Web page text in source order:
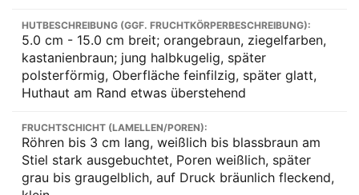
HUTBESCHREIBUNG (GGF. FRUCHTKÖRPERBESCHREIBUNG):
5.0 cm - 15.0 cm breit; orangebraun, ziegelfarben,
kastanienbraun; jung halbkugelig, später
polsterförmig, Oberfläche feinfilzig, später glatt,
Huthaut am Rand etwas überstehend
FRUCHTSCHICHT (LAMELLEN/POREN):
Röhren bis 3 cm lang, weißlich bis blassbraun am
Stiel stark ausgebuchtet, Poren weißlich, später
grau bis graugelblich, auf Druck bräunlich fleckend,